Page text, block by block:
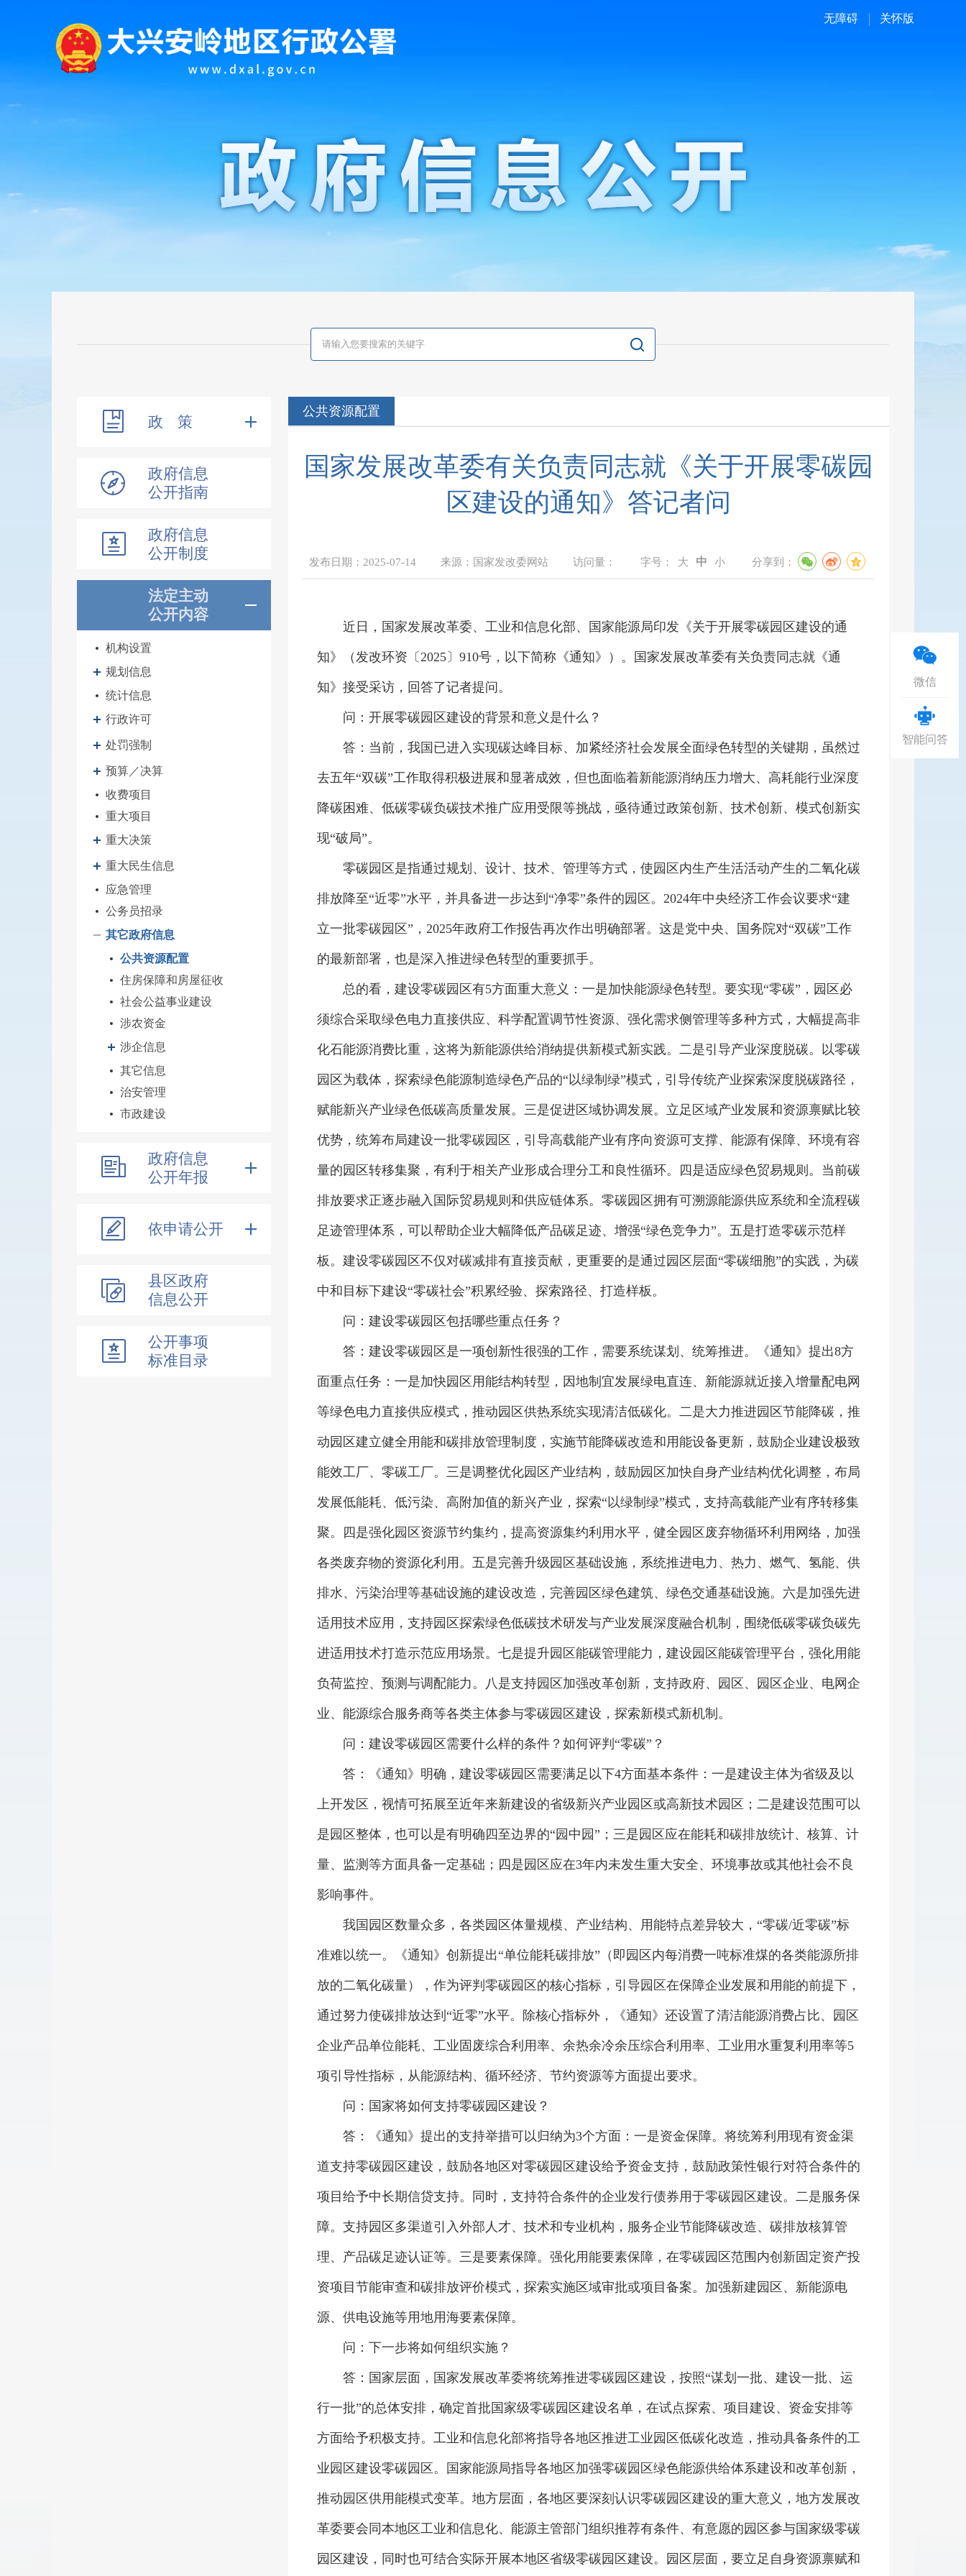
无障碍 关怀版
政 策
政府信息
公开指南
政府信息
公开制度
法定主动
公开内容
机构设置
规划信息
统计信息
行政许可
处罚强制
预算／决算
收费项目
重大项目
重大决策
重大民生信息
应急管理
公务员招录
其它政府信息
公共资源配置
住房保障和房屋征收
社会公益事业建设
涉农资金
涉企信息
其它信息
治安管理
市政建设
政府信息
公开年报
依申请公开
县区政府
信息公开
公开事项
标准目录
公共资源配置
国家发展改革委有关负责同志就《关于开展零碳园
区建设的通知》答记者问
发布日期：2025-07-14 来源：国家发改委网站 访问量：360 字号： 大 中 小
近日，国家发展改革委、工业和信息化部、国家能源局印发《关于开展零碳园区建设的通
知》（发改环资〔2025〕910号，以下简称《通知》）。国家发展改革委有关负责同志就《通
知》接受采访，回答了记者提问。
问：开展零碳园区建设的背景和意义是什么？
答：当前，我国已进入实现碳达峰目标、加紧经济社会发展全面绿色转型的关键期，虽然过
去五年“双碳”工作取得积极进展和显著成效，但也面临着新能源消纳压力增大、高耗能行业深度
降碳困难、低碳零碳负碳技术推广应用受限等挑战，亟待通过政策创新、技术创新、模式创新实
现“破局”。
零碳园区是指通过规划、设计、技术、管理等方式，使园区内生产生活活动产生的二氧化碳
排放降至“近零”水平，并具备进一步达到“净零”条件的园区。2024年中央经济工作会议要求“建
立一批零碳园区”，2025年政府工作报告再次作出明确部署。这是党中央、国务院对“双碳”工作
的最新部署，也是深入推进绿色转型的重要抓手。
总的看，建设零碳园区有5方面重大意义：一是加快能源绿色转型。要实现“零碳”，园区必
须综合采取绿色电力直接供应、科学配置调节性资源、强化需求侧管理等多种方式，大幅提高非
化石能源消费比重，这将为新能源供给消纳提供新模式新实践。二是引导产业深度脱碳。以零碳
园区为载体，探索绿色能源制造绿色产品的“以绿制绿”模式，引导传统产业探索深度脱碳路径，
赋能新兴产业绿色低碳高质量发展。三是促进区域协调发展。立足区域产业发展和资源禀赋比较
优势，统筹布局建设一批零碳园区，引导高载能产业有序向资源可支撑、能源有保障、环境有容
量的园区转移集聚，有利于相关产业形成合理分工和良性循环。四是适应绿色贸易规则。当前碳
排放要求正逐步融入国际贸易规则和供应链体系。零碳园区拥有可溯源能源供应系统和全流程碳
足迹管理体系，可以帮助企业大幅降低产品碳足迹、增强“绿色竞争力”。五是打造零碳示范样
板。建设零碳园区不仅对碳减排有直接贡献，更重要的是通过园区层面“零碳细胞”的实践，为碳
中和目标下建设“零碳社会”积累经验、探索路径、打造样板。
问：建设零碳园区包括哪些重点任务？
答：建设零碳园区是一项创新性很强的工作，需要系统谋划、统筹推进。《通知》提出8方
面重点任务：一是加快园区用能结构转型，因地制宜发展绿电直连、新能源就近接入增量配电网
等绿色电力直接供应模式，推动园区供热系统实现清洁低碳化。二是大力推进园区节能降碳，推
动园区建立健全用能和碳排放管理制度，实施节能降碳改造和用能设备更新，鼓励企业建设极致
能效工厂、零碳工厂。三是调整优化园区产业结构，鼓励园区加快自身产业结构优化调整，布局
发展低能耗、低污染、高附加值的新兴产业，探索“以绿制绿”模式，支持高载能产业有序转移集
聚。四是强化园区资源节约集约，提高资源集约利用水平，健全园区废弃物循环利用网络，加强
各类废弃物的资源化利用。五是完善升级园区基础设施，系统推进电力、热力、燃气、氢能、供
排水、污染治理等基础设施的建设改造，完善园区绿色建筑、绿色交通基础设施。六是加强先进
适用技术应用，支持园区探索绿色低碳技术研发与产业发展深度融合机制，围绕低碳零碳负碳先
进适用技术打造示范应用场景。七是提升园区能碳管理能力，建设园区能碳管理平台，强化用能
负荷监控、预测与调配能力。八是支持园区加强改革创新，支持政府、园区、园区企业、电网企
业、能源综合服务商等各类主体参与零碳园区建设，探索新模式新机制。
问：建设零碳园区需要什么样的条件？如何评判“零碳”？
答：《通知》明确，建设零碳园区需要满足以下4方面基本条件：一是建设主体为省级及以
上开发区，视情可拓展至近年来新建设的省级新兴产业园区或高新技术园区；二是建设范围可以
是园区整体，也可以是有明确四至边界的“园中园”；三是园区应在能耗和碳排放统计、核算、计
量、监测等方面具备一定基础；四是园区应在3年内未发生重大安全、环境事故或其他社会不良
影响事件。
我国园区数量众多，各类园区体量规模、产业结构、用能特点差异较大，“零碳/近零碳”标
准难以统一。《通知》创新提出“单位能耗碳排放”（即园区内每消费一吨标准煤的各类能源所排
放的二氧化碳量），作为评判零碳园区的核心指标，引导园区在保障企业发展和用能的前提下，
通过努力使碳排放达到“近零”水平。除核心指标外，《通知》还设置了清洁能源消费占比、园区
企业产品单位能耗、工业固废综合利用率、余热余冷余压综合利用率、工业用水重复利用率等5
项引导性指标，从能源结构、循环经济、节约资源等方面提出要求。
问：国家将如何支持零碳园区建设？
答：《通知》提出的支持举措可以归纳为3个方面：一是资金保障。将统筹利用现有资金渠
道支持零碳园区建设，鼓励各地区对零碳园区建设给予资金支持，鼓励政策性银行对符合条件的
项目给予中长期信贷支持。同时，支持符合条件的企业发行债券用于零碳园区建设。二是服务保
障。支持园区多渠道引入外部人才、技术和专业机构，服务企业节能降碳改造、碳排放核算管
理、产品碳足迹认证等。三是要素保障。强化用能要素保障，在零碳园区范围内创新固定资产投
资项目节能审查和碳排放评价模式，探索实施区域审批或项目备案。加强新建园区、新能源电
源、供电设施等用地用海要素保障。
问：下一步将如何组织实施？
答：国家层面，国家发展改革委将统筹推进零碳园区建设，按照“谋划一批、建设一批、运
行一批”的总体安排，确定首批国家级零碳园区建设名单，在试点探索、项目建设、资金安排等
方面给予积极支持。工业和信息化部将指导各地区推进工业园区低碳化改造，推动具备条件的工
业园区建设零碳园区。国家能源局指导各地区加强零碳园区绿色能源供给体系建设和改革创新，
推动园区供用能模式变革。地方层面，各地区要深刻认识零碳园区建设的重大意义，地方发展改
革委要会同本地区工业和信息化、能源主管部门组织推荐有条件、有意愿的园区参与国家级零碳
微信
智能问答